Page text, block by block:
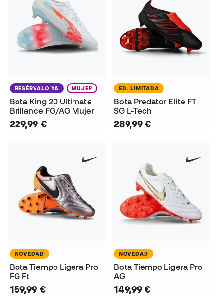
RESÉRVALO YA MUJER
Bota King 20 Ultimate
Brillance FG/AG Mujer
229,99 €
ED. LIMITADA
Bota Predator Elite FT
SG L-Tech
289,99 €
NOVEDAD
Bota Tiempo Ligera Pro
FG Ft
159,99 €
NOVEDAD
Bota Tiempo Ligera Pro
AG
149,99 €